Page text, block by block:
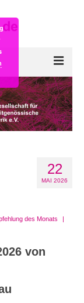
22
MAI 2026
des Monats
|
von